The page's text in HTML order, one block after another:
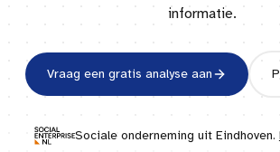
informatie.
Vraag een gratis analyse aan
Sociale onderneming uit Eindhoven.